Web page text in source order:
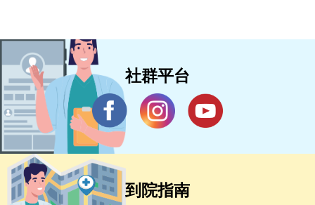
社群平台
到院指南